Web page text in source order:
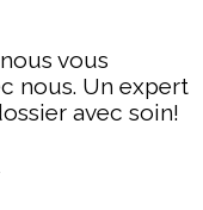
vous
nous. Un expert
avec soin!